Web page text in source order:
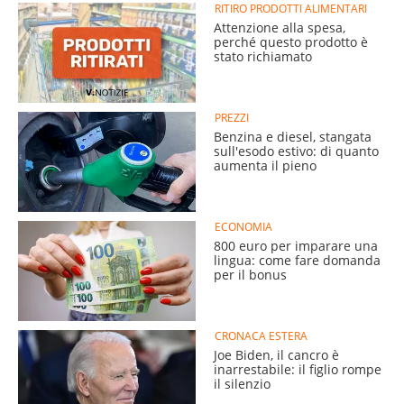
RITIRO PRODOTTI ALIMENTARI
Attenzione alla spesa,
perché questo prodotto è
stato richiamato
PREZZI
Benzina e diesel, stangata
sull'esodo estivo: di quanto
aumenta il pieno
ECONOMIA
800 euro per imparare una
lingua: come fare domanda
per il bonus
CRONACA ESTERA
Joe Biden, il cancro è
inarrestabile: il figlio rompe
il silenzio